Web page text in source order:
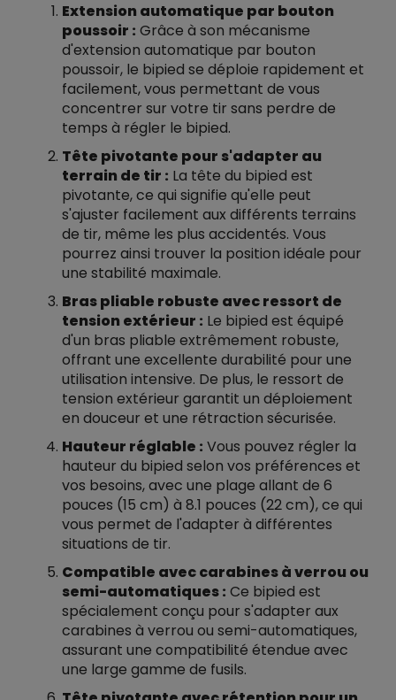
Extension automatique par bouton
poussoir : Grâce à son mécanisme
d'extension automatique par bouton
poussoir, le bipied se déploie rapidement et
facilement, vous permettant de vous
concentrer sur votre tir sans perdre de
temps à régler le bipied.
Tête pivotante pour s'adapter au
terrain de tir : La tête du bipied est
pivotante, ce qui signifie qu'elle peut
s'ajuster facilement aux différents terrains
de tir, même les plus accidentés. Vous
pourrez ainsi trouver la position idéale pour
une stabilité maximale.
Bras pliable robuste avec ressort de
tension extérieur : Le bipied est équipé
d'un bras pliable extrêmement robuste,
offrant une excellente durabilité pour une
utilisation intensive. De plus, le ressort de
tension extérieur garantit un déploiement
en douceur et une rétraction sécurisée.
Hauteur réglable : Vous pouvez régler la
hauteur du bipied selon vos préférences et
vos besoins, avec une plage allant de 6
pouces (15 cm) à 8.1 pouces (22 cm), ce qui
vous permet de l'adapter à différentes
situations de tir.
Compatible avec carabines à verrou ou
semi-automatiques : Ce bipied est
spécialement conçu pour s'adapter aux
carabines à verrou ou semi-automatiques,
assurant une compatibilité étendue avec
une large gamme de fusils.